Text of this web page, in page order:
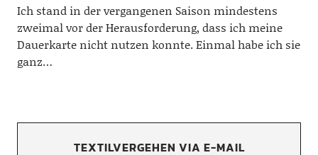
Ich stand in der vergangenen Saison mindestens
zweimal vor der Herausforderung, dass ich meine
Dauerkarte nicht nutzen konnte. Einmal habe ich sie
ganz…
TEXTILVERGEHEN VIA E-MAIL